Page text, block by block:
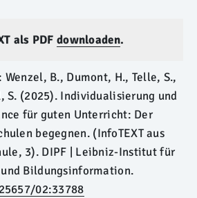
als PDF downloaden.
B., Dumont, H., Telle, S.,
S. (2025). Individualisierung und
für guten Unterricht: Der
begegnen.(InfoTEXT aus
3). DIPF | Leibniz-Institut für
Bildungsinformation.
02:33788